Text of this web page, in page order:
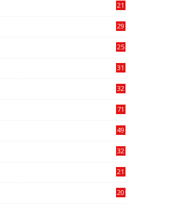
21
29
25
31
32
71
49
32
21
20